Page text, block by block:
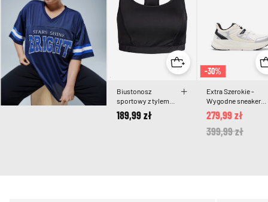
Biustonosz
sportowy z tylem
typu racerback
189,99 zł
-30%
Extra Szerokie -
Wygodne sneakersy
z amortyzujaca
podeszwa
Price reduced
399,99 złto
279,99 zł